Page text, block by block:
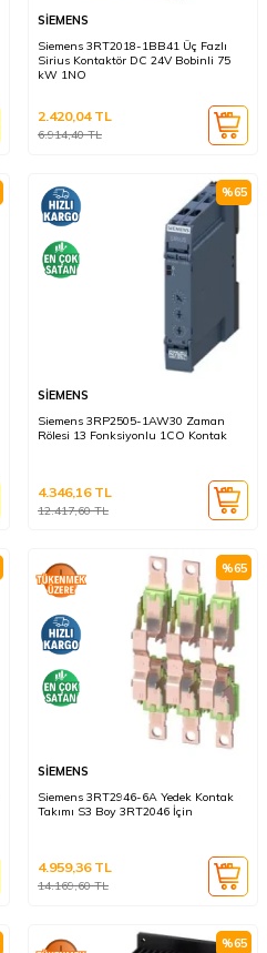
SİEMENS
Siemens 3RT2018-1BB41 Üç Fazlı
Sirius Kontaktör DC 24V Bobinli 75
kW 1NO
6.914,40TL
2.420,04TL
%65
SİEMENS
Siemens 3RP2505-1AW30 Zaman
Rölesi 13 Fonksiyonlu 1CO Kontak
12.417,60TL
4.346,16TL
%65
SİEMENS
Siemens 3RT2946-6A Yedek Kontak
Takımı S3 Boy 3RT2046 İçin
14.169,60TL
4.959,36TL
%65